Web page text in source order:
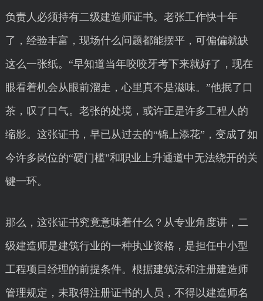
负责人必须持有二级建造师证书。老张工作快十年
了，经验丰富，现场什么问题都能摆平，可偏偏就缺
这么一张纸。“早知道当年咬咬牙考下来就好了，现在
眼看着机会从眼前溜走，心里真不是滋味。”他抿了口
茶，叹了口气。老张的处境，或许正是许多工程人的
缩影。这张证书，早已从过去的“锦上添花”，变成了如
今许多岗位的“硬门槛”和职业上升通道中无法绕开的关
键一环。
那么，这张证书究竟意味着什么？从专业角度讲，二
级建造师是建筑行业的一种执业资格，是担任中小型
工程项目经理的前提条件。根据建筑法和注册建造师
管理规定，未取得注册证书的人员，不得以建造师名